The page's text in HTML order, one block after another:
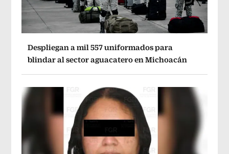
Despliegan a mil 557 uniformados para
blindar al sector aguacatero en Michoacán